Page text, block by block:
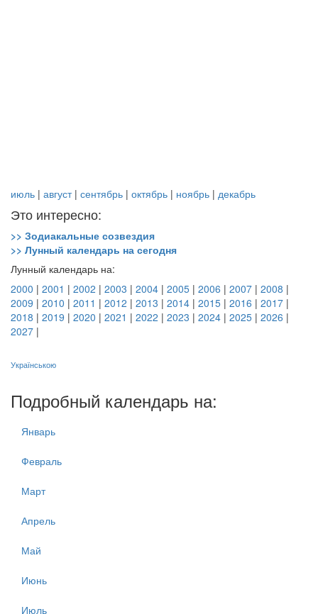
июль | август| сентябрь | октябрь | ноябрь | декабрь
Это интересно:
>> Зодиакальные созвездия
>> Лунный календарь на сегодня
Лунный календарь на:
2000 | 2001 | 2002 | 2003 | 2004 | 2005 | 2006 | 2007 | 2008 |
2009 | 2010 | 2011 | 2012 | 2013 | 2014 | 2015 | 2016 | 2017 |
2018 | 2019 | 2020 | 2021 | 2022 | 2023 | 2024 | 2025 | 2026 |
2027 |
Українською
Подробный календарь на:
Январь
Февраль
Март
Апрель
Май
Июнь
Июль